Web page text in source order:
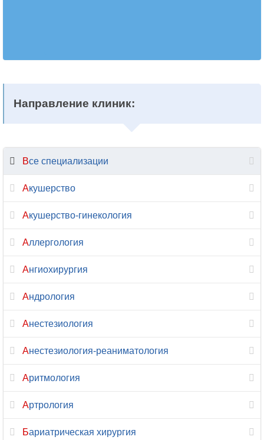
Гериатрия
Гинекология
болезни
Направление клиник:
Все специализации
Акушерство
Акушерство-гинекология
Аллергология
Ангиохирургия
Андрология
Анестезиология
Анестезиология-реаниматология
Аритмология
Артрология
Бариатрическая хирургия